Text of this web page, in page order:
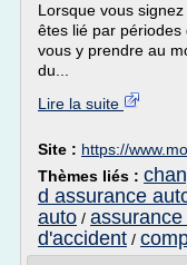
Lorsque vous
êtes lié par périodes
vous y prendre au
du...
Lire la suite
Site : https://
Thèmes liés :
d assurance
auto /
d'accident /